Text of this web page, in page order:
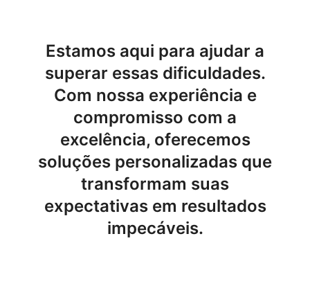
Estamos aqui para ajudar a
superar essas dificuldades.
Com nossa experiência e
compromisso com a
excelência, oferecemos
soluções personalizadas que
transformam suas
expectativas em resultados
impecáveis.